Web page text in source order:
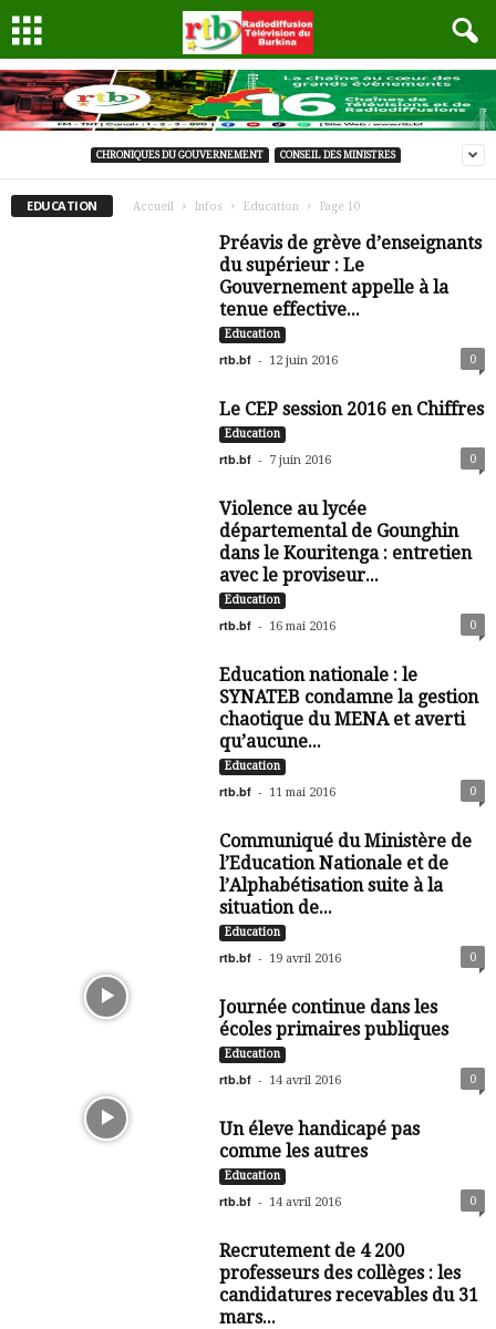
CHRONIQUES DU GOUVERNEMENT CONSEIL DES MINISTRES
EDUCATION Accueil Infos Education Page 10
Préavis de grève d’enseignants
du supérieur : Le
Gouvernement appelle à la
tenue effective...
Education
rtb.bf - 12 juin 2016 0
Le CEP session 2016 en Chiffres
Education
rtb.bf - 7 juin 2016 0
Violence au lycée
départemental de Gounghin
dans le Kouritenga : entretien
avec le proviseur...
Education
rtb.bf - 16 mai 2016 0
Education nationale : le
SYNATEB condamne la gestion
chaotique du MENA et averti
qu’aucune...
Education
rtb.bf - 11 mai 2016 0
Communiqué du Ministère de
l’Education Nationale et de
l’Alphabétisation suite à la
situation de...
Education
rtb.bf - 19 avril 2016 0
Journée continue dans les
écoles primaires publiques
Education
rtb.bf - 14 avril 2016 0
Un éleve handicapé pas
comme les autres
Education
rtb.bf - 14 avril 2016 0
Recrutement de 4 200
professeurs des collèges : les
candidatures recevables du 31
mars...